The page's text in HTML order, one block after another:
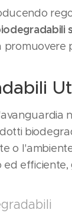
s
o